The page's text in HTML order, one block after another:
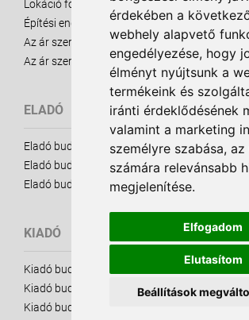
érdekében a
webhely alapvető
engedélyezése, hogy
élményt nyújtsunk a
termékeink és
iránti érdeklődésének
valamint a marketing
személyre szabása, az
számára relevánsabb
megjelenítése.
Elfogadom
Elutasítom
Beállítások
Lokáció fontossága - kiadó ingatlanok
Építési engedély
Az ár szerepe - Eladó Ingatlanok
Az ár szerepe - Kiadó Ingatlanok
ELADÓ
Eladó budapesti raktárak
Eladó budapesti telkek
Eladó budapesti telephelyek
KIADÓ
Kiadó budapesti raktárak
Kiadó budapesti telkek
Kiadó budapesti telephelyek